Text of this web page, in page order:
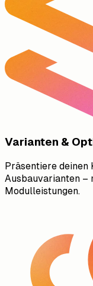
Varianten &
Präsentiere deinen
Ausbauvarianten –
Modulleistungen.